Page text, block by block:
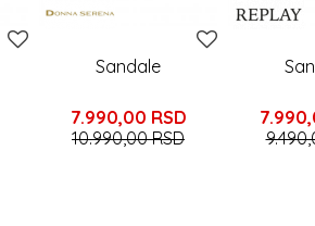
Sandale
7.990,00 RSD
10.990,00RSD